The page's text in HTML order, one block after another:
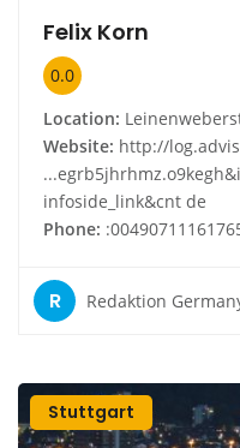
Felix Korn
0.0
Location:
Website: http://
infoside_link&cnt de
Phone:
R Redaktion
Stuttgart